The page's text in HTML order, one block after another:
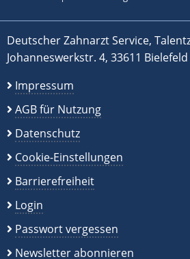
Deutscher Zahnarzt Service,
Johanneswerkstr. 4, 33611 Bielefeld
Impressum
AGB für Nutzung
Datenschutz
Cookie-Einstellungen
Barrierefreiheit
Login
Passwort vergessen
Newsletter abonnieren